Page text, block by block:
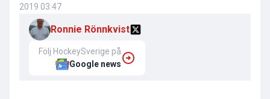
2019 03:47
Ronnie Rönnkvist
Följ HockeySverige på
Google news